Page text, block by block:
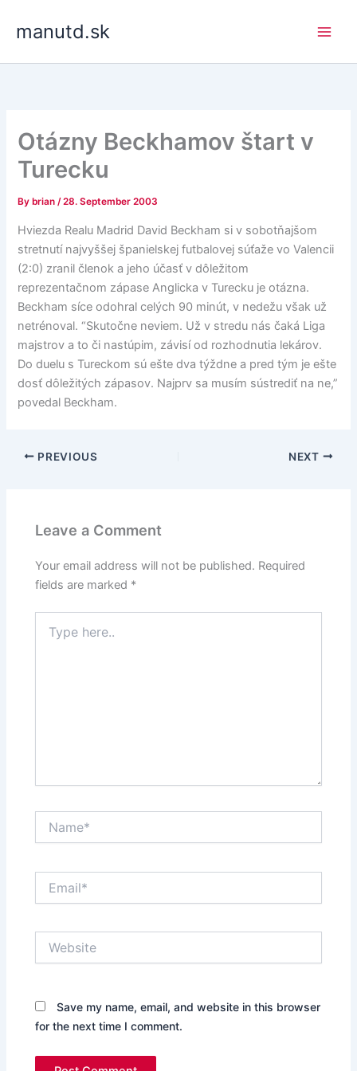
manutd.sk
Otázny Beckhamov štart v
Turecku
By brian/28. September 2003
Hviezda Realu Madrid David Beckham si v sobotňajšom
stretnutí najvyššej španielskej futbalovej súťaže vo Valencii
(2:0) zranil členok a jeho účasť v dôležitom
reprezentačnom zápase Anglicka v Turecku je otázna.
Beckham síce odohral celých 90 minút, v nedežu však už
netrénoval. “Skutočne neviem. Už v stredu nás čaká Liga
majstrov a to či nastúpim, závisí od rozhodnutia lekárov.
Do duelu s Tureckom sú ešte dva týždne a pred tým je ešte
dosť dôležitých zápasov. Najprv sa musím sústrediť na ne,”
povedal Beckham.
PREVIOUS NEXT
Leave a Comment
Your email address will not be published. Required
fields are marked *
here..
Save my name, email, and website in this browser
for the next time I comment.